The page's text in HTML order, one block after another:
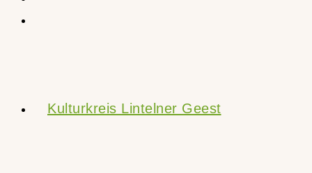
Kulturkreis Lintelner Geest